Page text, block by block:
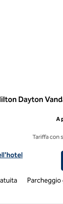
Dayton
Home2
A
Tariffa con